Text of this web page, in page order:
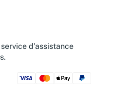
d'assistance